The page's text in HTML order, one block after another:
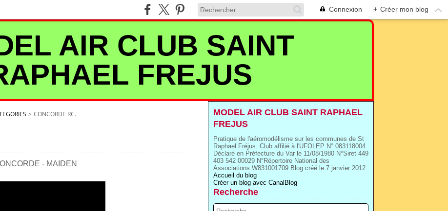
Connexion + Créer mon blog
AIR CLUB SAINT
FREJUS
> CONCORDE RC.
- MAIDEN
MODEL AIR CLUB SAINT RAPHAEL
FREJUS
Pratique de l'aéromodélisme sur les communes de St
Raphael Fréjus. Club affilié à l'UFOLEP N° 083118004.
Déclaré en Préfecture du Var le 11/08/1980 N°Siret 449
403 542 00029 N°Répertoire National des
Associations:W831001709 Blog créé le 7 janvier 2012
Accueil du blog
Créer un blog avec CanalBlog
Recherche